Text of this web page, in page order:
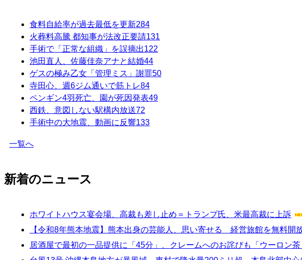
食料自給率が過去最低を更新284
火葬料高騰 都知事が法改正要請131
手術で「正常な組織」を誤摘出122
池田直人、佐藤佳奈アナと結婚44
ゲスの極み乙女「管理ミス」謝罪50
寺田心、週6ジム通いで筋トレ84
ペンギン4羽死亡、園が死因発表49
西鉄、意図しない駅構内放送72
手術中の大地震、動画に反響133
一覧へ
新着のニュース
ホワイトハウス宴会場、高裁も差し止め＝トランプ氏、米最高裁に上訴
【令和8年熊本地震】熊本出身の芸能人、思い寄せる 経営旅館を無料開
居酒屋で最初の一品提供に「45分」、クレームへのお詫びも「ウーロン